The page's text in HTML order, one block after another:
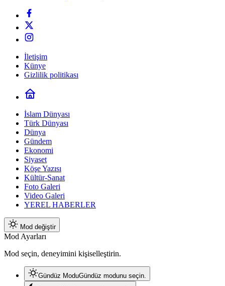
İletişim
Künye
Gizlilik politikası
İslam Dünyası
Türk Dünyası
Dünya
Gündem
Ekonomi
Siyaset
Köşe Yazısı
Kültür-Sanat
Foto Galeri
Video Galeri
YEREL HABERLER
Mod değiştir
Mod Ayarları
Mod seçin, deneyimini kişiselleştirin.
Gündüz ModuGündüz modunu seçin.